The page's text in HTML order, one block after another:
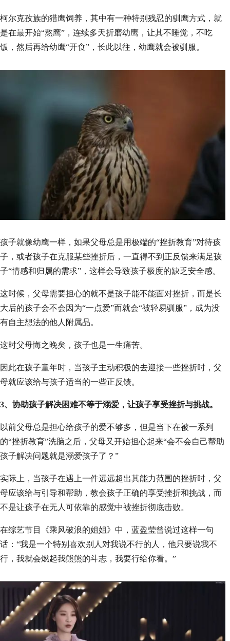
柯尔克孜族的猎鹰饲养，其中有一种特别残忍的驯鹰方式，就
是在最开始“熬鹰”，连续多天折磨幼鹰，让其不睡觉，不吃
饭，然后再给幼鹰“开食”，长此以往，幼鹰就会被驯服。
孩子就像幼鹰一样，如果父母总是用极端的“挫折教育”对待孩
子，或者孩子在克服某些挫折后，一直得不到正反馈来满足孩
子“情感和归属的需求”，这样会导致孩子极度的缺乏安全感。
这时候，父母需要担心的就不是孩子能不能面对挫折，而是长
大后的孩子会不会因为“一点爱”而就会“被轻易驯服”，成为没
有自主想法的他人附属品。
这时父母悔之晚矣，孩子也是一生痛苦。
因此在孩子童年时，当孩子主动积极的去迎接一些挫折时，父
母就应该给与孩子适当的一些正反馈。
3、协助孩子解决困难不等于溺爱，让孩子享受挫折与挑战。
以前父母总是担心给孩子的爱不够多，但是当下在被一系列
的“挫折教育”洗脑之后，父母又开始担心起来“会不会自己帮助
孩子解决问题就是溺爱孩子了？”
实际上，当孩子在遇上一件远远超出其能力范围的挫折时，父
母应该给与引导和帮助，教会孩子正确的享受挫折和挑战，而
不是让孩子在无人可依靠的感觉中被挫折彻底击败。
在综艺节目《乘风破浪的姐姐》中，蓝盈莹曾说过这样一句
话：“我是一个特别喜欢别人对我说不行的人，他只要说我不
行，我就会燃起我熊熊的斗志，我要行给你看。”